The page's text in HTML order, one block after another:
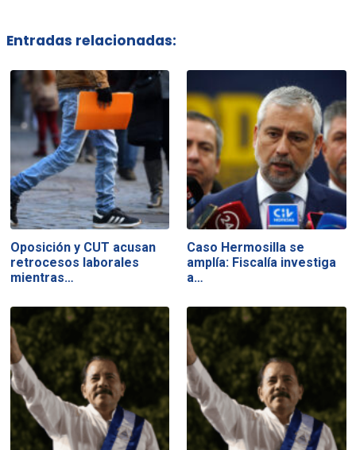
Entradas relacionadas:
Oposición y CUT acusan
retrocesos laborales
mientras…
Caso Hermosilla se
amplía: Fiscalía investiga
a…